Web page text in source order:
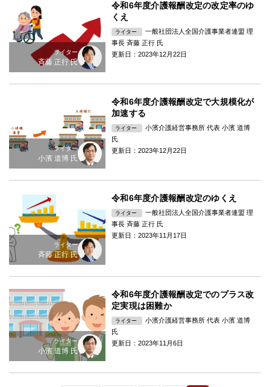
ライター
斉藤 正行 氏
令和6年度介護報酬改定の改定率のゆ
くえ
ライター
一般社団法人全国介護事業者連盟 理
事長 斉藤 正行 氏
更新日：2023年12月22日
ライター
小濱 道博 氏
令和6年度介護報酬改定で大規模化が
加速する
ライター
小濱介護経営事務所 代表 小濱 道博
氏
更新日：2023年12月22日
ライター
斉藤 正行 氏
令和6年度介護報酬改定のゆくえ
ライター
一般社団法人全国介護事業者連盟 理
事長 斉藤 正行 氏
更新日：2023年11月17日
ライター
小濱 道博 氏
令和6年度介護報酬改定でのプラス改
定実現は困難か
ライター
小濱介護経営事務所 代表 小濱 道博
氏
更新日：2023年11月6日